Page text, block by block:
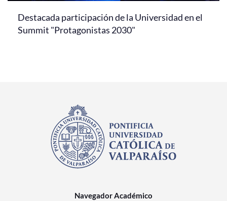
Destacada participación de la Universidad en el
Summit "Protagonistas 2030"
Navegador Académico